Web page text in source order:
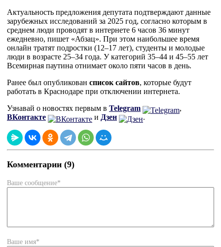
Актуальность предложения депутата подтверждают данные
зарубежных исследований за 2025 год, согласно которым в
среднем люди проводят в интернете 6 часов 36 минут
ежедневно, пишет «Абзац». При этом наибольшее время
онлайн тратят подростки (12–17 лет), студенты и молодые
люди в возрасте 25–34 года. У категорий 35–44 и 45–55 лет
Всемирная паутина отнимает около пяти часов в день.
Ранее был опубликован список сайтов, которые будут
работать в Краснодаре при отключении интернета.
Узнавай о новостях первым в Telegram
,
ВКонтакте
и Дзен .
Комментарии (9)
Ваше сообщение*
Ваше имя*